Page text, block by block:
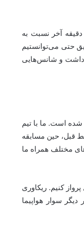
را بخواهید نمی‌توانم بگویم خوشحال هستم. حداقل برای خودم یک حس دوگانه دارد. در ۱۵ تا ۲۰ دقیقه آخر نسبت به
حتی می‌توانستیم
داشت و شانس‌هایی
شده است. ما با تیم
قبل، حین مسابقه
مختلف همراه ما
بودیم روز قبل پرواز کنیم. ریکاوری
سوار هواپیما